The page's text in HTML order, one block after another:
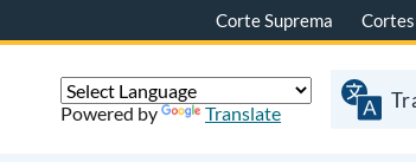
Corte Suprema
Powered by Translate